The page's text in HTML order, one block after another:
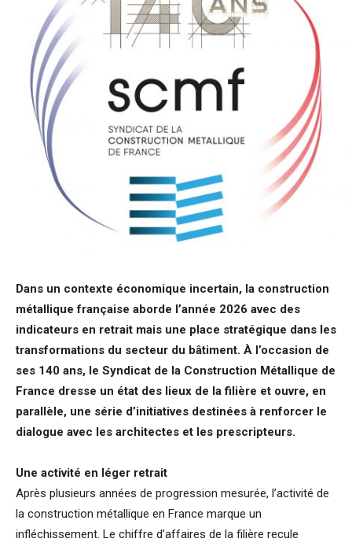
Dans un contexte économique incertain, la construction
métallique française aborde l’année 2026 avec des
indicateurs en retrait mais une place stratégique dans les
transformations du secteur du bâtiment. À l’occasion de
ses 140 ans, le Syndicat de la Construction Métallique de
France dresse un état des lieux de la filière et ouvre, en
parallèle, une série d’initiatives destinées à renforcer le
dialogue avec les architectes et les prescripteurs.
Une activité en léger retrait
Après plusieurs années de progression mesurée, l’activité de
la construction métallique en France marque un
infléchissement. Le chiffre d’affaires de la filière recule